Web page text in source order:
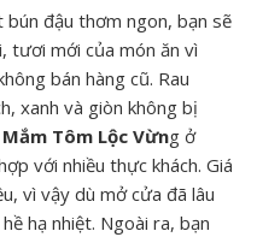
đậu thơm ngon, bạn sẽ
tươi mới của món ăn vì
bán hàng cũ. Rau
xanh và giòn không bị
Tôm Lộc Vừng ở
với nhiều thực khách. Giá
vì vậy dù mở cửa đã lâu
hạ nhiệt. Ngoài ra, bạn